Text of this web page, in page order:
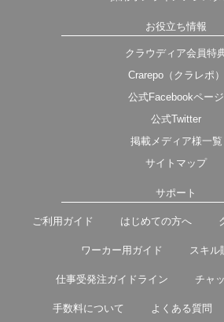
お役立ち情報
クラウディア会員特
Crarepo（クラレポ）
公式Facebookページ
公式Twitter
掲載メディア様一覧
サイトマップ
サポート
ご利用ガイド はじめての方へ
ワーカー用ガイド スキル
仕事受発注ガイドライン チャ
手数料について よくある質問